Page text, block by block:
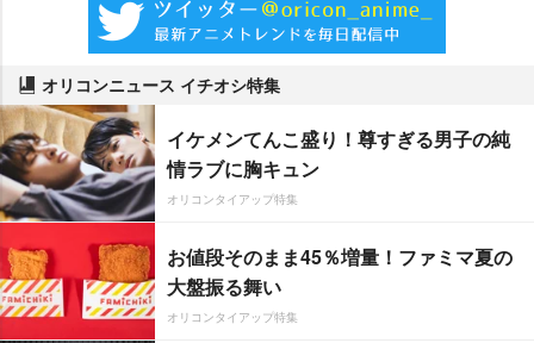
オリコンニュース イチオシ特集
イケメンてんこ盛り！尊すぎる男子の純
情ラブに胸キュン
オリコンタイアップ特集
お値段そのまま45％増量！ファミマ夏の
大盤振る舞い
オリコンタイアップ特集